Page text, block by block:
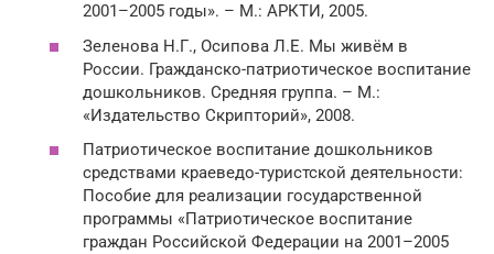
2001–2005 годы». – М.: АРКТИ, 2005.
Зеленова Н.Г., Осипова Л.Е. Мы живём в
России. Гражданско-патриотическое воспитание
дошкольников. Средняя группа. – М.:
«Издательство Скрипторий», 2008.
Патриотическое воспитание дошкольников
средствами краеведо-туристской деятельности:
Пособие для реализации государственной
программы «Патриотическое воспитание
граждан Российской Федерации на 2001–2005